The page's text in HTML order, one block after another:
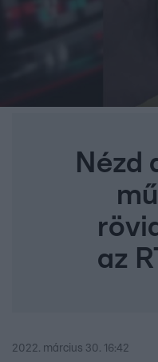
Nézd
az
2022. március 30. 16:42